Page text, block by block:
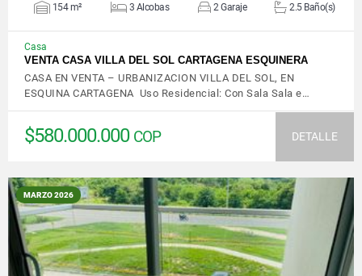
154 m² 3 Alcobas 2 Garaje 2.5 Baño(s)
Casa
VENTA CASA VILLA DEL SOL CARTAGENA ESQUINERA
CASA EN VENTA – URBANIZACION VILLA DEL SOL, EN
ESQUINA CARTAGENA Uso Residencial: Con Sala Sala e…
$580.000.000 COP DETALLE
MARZO 2026